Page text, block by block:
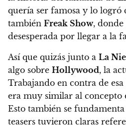
quería ser famosa y lo logró
también Freak Show, donde
desesperada por llegar a la
Así que quizás junto a La
algo sobre Hollywood, la
Trabajando en contra de esa
era muy similar al concepto
Esto también se
teasers tuvieron claras